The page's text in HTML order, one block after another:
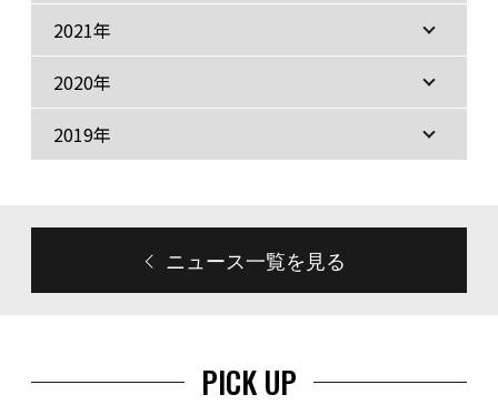
2021年
2020年
2019年
ニュース一覧を見る
PICK UP